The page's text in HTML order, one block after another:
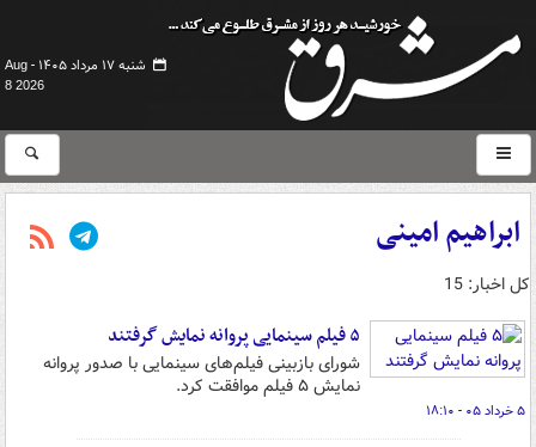
شنبه ۱۷ مرداد ۱۴۰۵ -
Aug
8 2026
ابراهیم امینی
کل اخبار: 15
۵ فیلم سینمایی پروانه نمایش گرفتند
شورای بازبینی فیلم‌های سینمایی با صدور پروانه
نمایش ۵ فیلم موافقت کرد.
۵ خرداد ۰۵ - ۱۸:۱۰